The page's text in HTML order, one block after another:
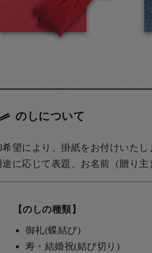
のしについて
希望により、掛紙をお付けいたし
途に応じて表題、お名前（贈り主
【のしの種類】
御礼(蝶結び)
寿・結婚祝(結び切り)